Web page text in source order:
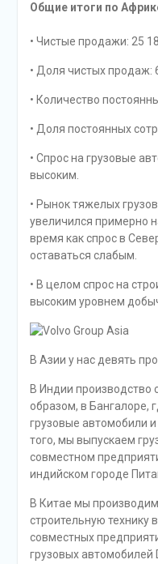
Общие итоги по
• Чистые продажи: 25
• Доля чистых продаж:
• Количество
• Доля постоянных
• Спрос на грузовые
высоким.
• Рынок тяжелых
увеличился примерно
время как спрос в
оставаться слабым.
• В целом спрос на
высоким уровнем
В Азии у нас девять
В Индии производство
образом, в Бангалоре,
грузовые автомобили
того, мы выпускаем
совместном
индийском городе
В Китае мы
строительную
совместных
грузовых автомобилей